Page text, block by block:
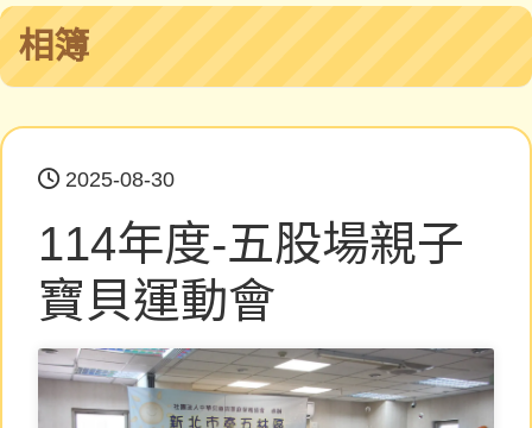
相簿
2025-08-30
114年度-五股場親子
寶貝運動會